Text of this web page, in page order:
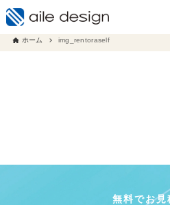
ホーム img_rentoraself
無料でお見